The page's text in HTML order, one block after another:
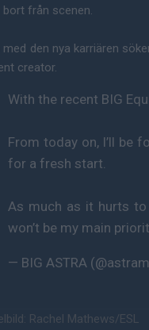
bort från scenen.
med den nya karriären
creator.
With the recent BIG
From today on, I’ll be
for a fresh start.
As much as it hurts
won’t be my main
— BIG ASTRA
Rachel Mathews/ESL